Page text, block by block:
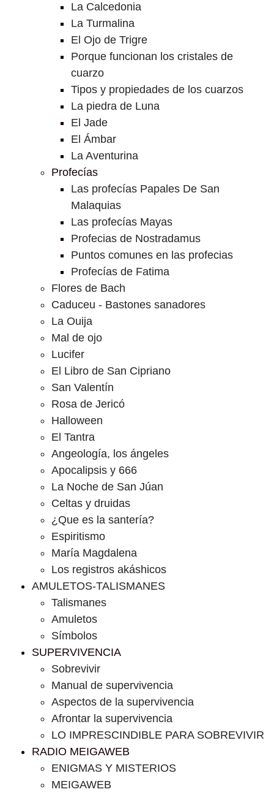
La Calcedonia
La Turmalina
El Ojo de Trigre
Porque funcionan los cristales de
cuarzo
Tipos y propiedades de los cuarzos
La piedra de Luna
El Jade
El Ámbar
La Aventurina
Profecías
Las profecías Papales De San
Malaquias
Las profecías Mayas
Profecias de Nostradamus
Puntos comunes en las profecias
Profecías de Fatima
Flores de Bach
Caduceu - Bastones sanadores
La Ouija
Mal de ojo
Lucifer
El Libro de San Cipriano
San Valentín
Rosa de Jericó
Halloween
El Tantra
Angeología, los ángeles
Apocalipsis y 666
La Noche de San Júan
Celtas y druidas
¿Que es la santería?
Espiritismo
María Magdalena
Los registros akáshicos
AMULETOS-TALISMANES
Talismanes
Amuletos
Símbolos
SUPERVIVENCIA
Sobrevivir
Manual de supervivencia
Aspectos de la supervivencia
Afrontar la supervivencia
LO IMPRESCINDIBLE PARA SOBREVIVIR
RADIO MEIGAWEB
ENIGMAS Y MISTERIOS
MEIGAWEB